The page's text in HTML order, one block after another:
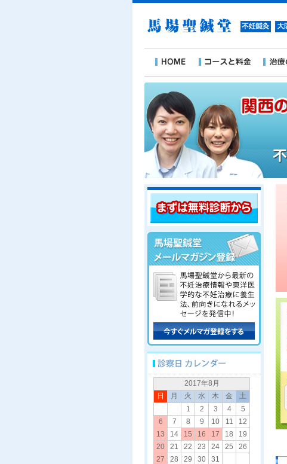
2017年8月
日
月 火 水 木 金
土
1
2 3 4
5
6
7 8 9 10 11
12
13
14 15 16 17 18
19
20
21 22 23 24 25
26
27
28 29 30 31